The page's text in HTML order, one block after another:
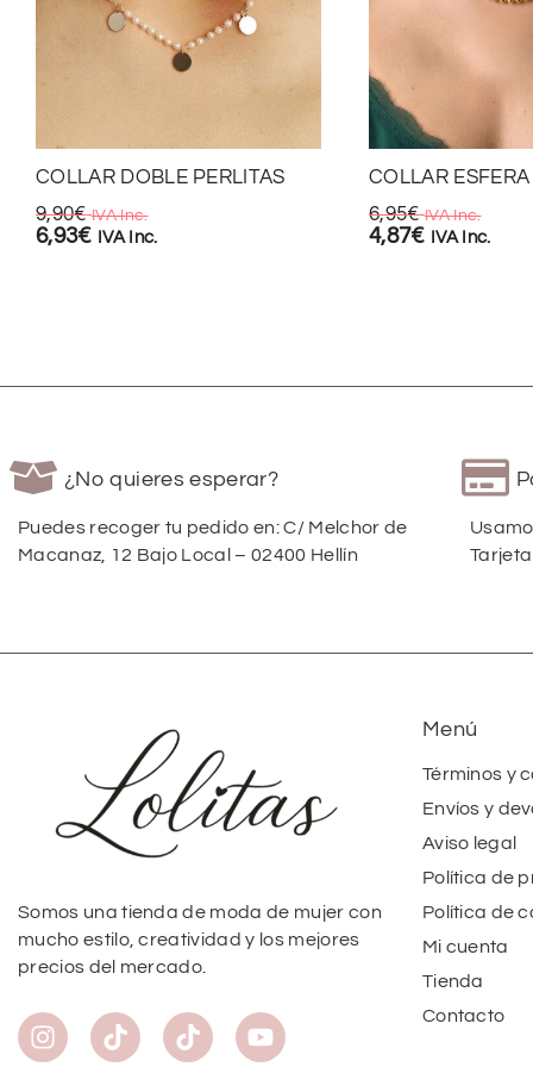
COLLAR DOBLE PERLITAS
9,90€ IVA Inc.
6,93€ IVA Inc.
COLLAR
6,95€ IVA Inc.
4,87€ IVA Inc.
¿No quieres esperar?
Puedes recoger tu pedido en: C/ Melchor de
Macanaz, 12 Bajo Local – 02400 Hellín
Somos una tienda de moda de mujer con
mucho estilo, creatividad y los mejores
precios del mercado.
Menú
Términos y
Envíos y
Aviso legal
Política de
Política de
Mi cuenta
Tienda
Contacto